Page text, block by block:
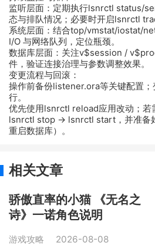
监听层面：定期执行lsnrctl status/
态与排队情况；必要时开启lsnrctl
系统层面：结合top/vmstat/iostat/
I/O 与网络队列，定位瓶颈。
数据库层面：关注v$session /
件，验证连接治理与参数调整效果。
变更流程与回滚：
操作前备份listener.ora等关键配置
行。
优先使用lsnrctl reload应用改动；若
lsnrctl stop → lsnrctl start，并准备
重启数据库）。
相关文章
骄傲直率的小猫 《无名之
诗》一诺角色说明
游戏攻略 2026-08-08